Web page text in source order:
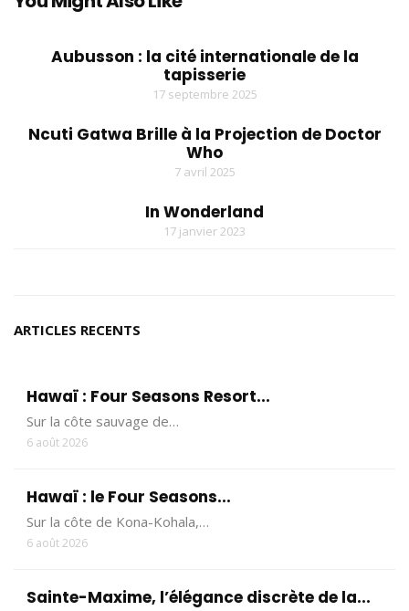
Aubusson : la cité internationale de la
tapisserie
17 septembre 2025
Ncuti Gatwa Brille à la Projection de Doctor
Who
7 avril 2025
In Wonderland
17 janvier 2023
ARTICLES RECENTS
Hawaï : Four Seasons Resort...
Sur la côte sauvage de…
6 août 2026
Hawaï : le Four Seasons...
Sur la côte de Kona-Kohala,…
6 août 2026
Sainte-Maxime, l’élégance discrète de la...